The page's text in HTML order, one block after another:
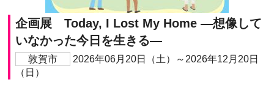
企画展 Today, I Lost My Home ―想像して
いなかった今日を生きる―
敦賀市
2026年06月20日（土）～2026年12月20日
（日）